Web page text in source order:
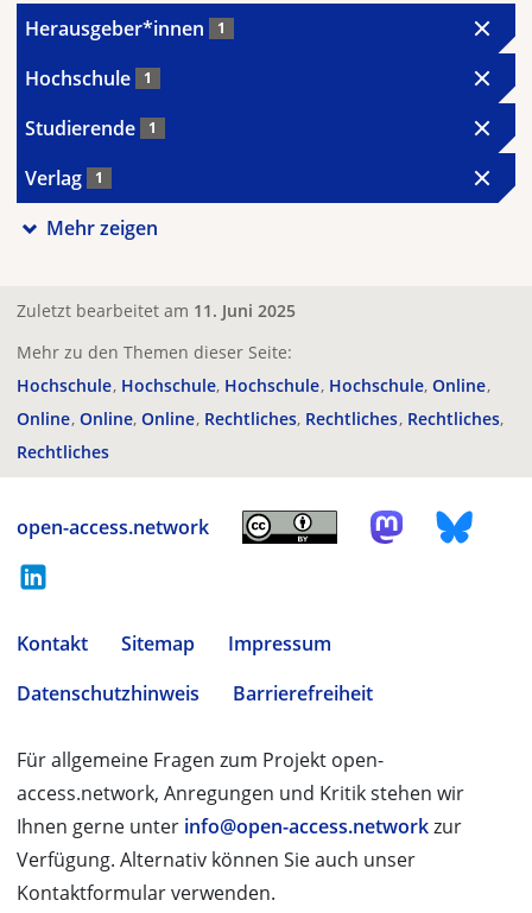
Herausgeber*innen 1
Hochschule 1
Studierende 1
Verlag 1
Mehr zeigen
Zuletzt bearbeitet am 11. Juni 2025
Mehr zu den Themen dieser Seite:
Hochschule Hochschule Hochschule Hochschule Online
Online Online Online Rechtliches Rechtliches Rechtliches
Rechtliches
open-access.network
Kontakt Sitemap
Impressum
Datenschutzhinweis
Barrierefreiheit
Für allgemeine Fragen zum Projekt open-
access.network, Anregungen und Kritik stehen wir
Ihnen gerne unter info@open-access.networkzur
Verfügung. Alternativ können Sie auch unser
Kontaktformular verwenden.